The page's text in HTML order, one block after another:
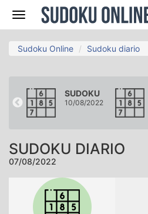
Navegación
Sudoku Online Sudoku diario
SUDOKU
10/08/2022
SUDOKU DIARIO
07/08/2022